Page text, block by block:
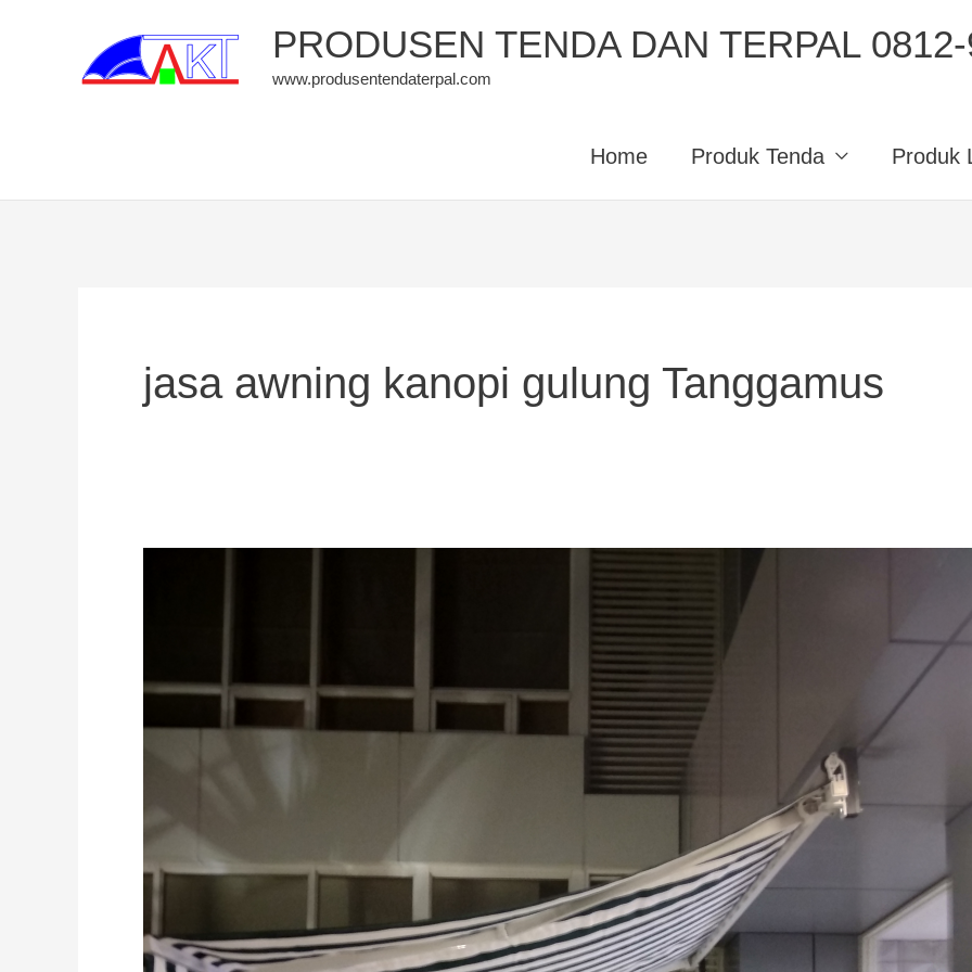
PRODUSEN TENDA DAN TERPAL
www.produsentendaterpal.com
Home Produk Tenda Produk
jasa awning kanopi gulung Tanggamus
PERMANENT